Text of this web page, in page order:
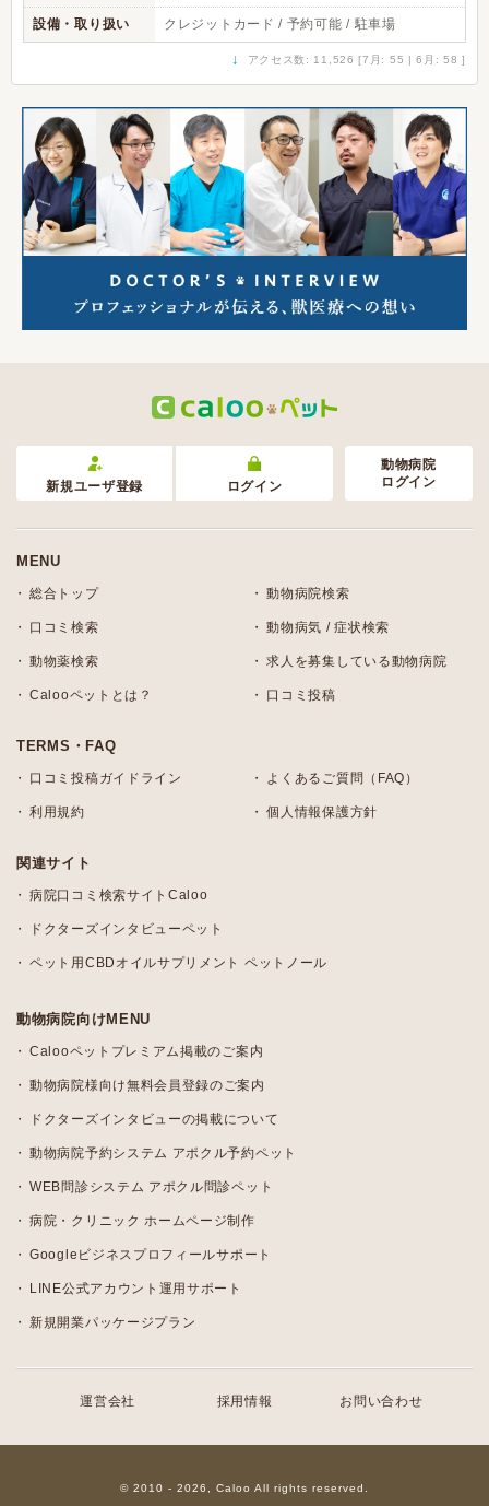
設備・取り扱い クレジットカード / 予約可能 / 駐車場
↓ アクセス数: 11,526 [7月: 55 | 6月: 58 ]
新規ユーザ登録 ログイン
動物病院
ログイン
MENU
総合トップ 動物病院検索
口コミ検索 動物病気 / 症状検索
動物薬検索 求人を募集している動物病院
Calooペットとは？ 口コミ投稿
TERMS・FAQ
口コミ投稿ガイドライン よくあるご質問（FAQ）
利用規約 個人情報保護方針
関連サイト
病院口コミ検索サイトCaloo
ドクターズインタビューペット
ペット用CBDオイルサプリメント ペットノール
動物病院向けMENU
Calooペットプレミアム掲載のご案内
動物病院様向け無料会員登録のご案内
ドクターズインタビューの掲載について
動物病院予約システム アポクル予約ペット
WEB問診システム アポクル問診ペット
病院・クリニック ホームページ制作
Googleビジネスプロフィールサポート
LINE公式アカウント運用サポート
新規開業パッケージプラン
運営会社 採用情報 お問い合わせ
© 2010 - 2026, Caloo All rights reserved.